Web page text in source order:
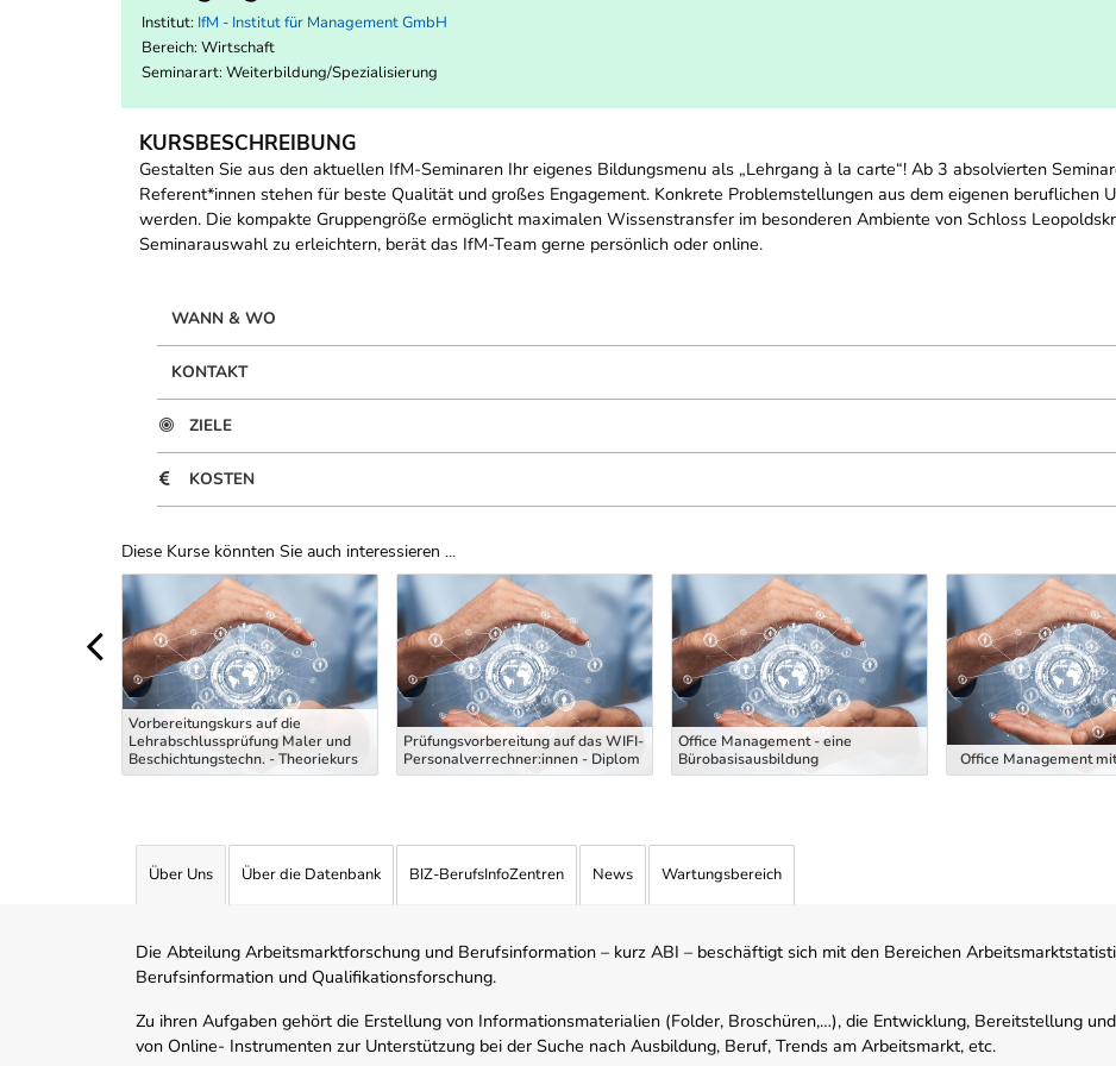
Institut: IfM - Institut für Management GmbH
Bereich: Wirtschaft
Seminarart: Weiterbildung/Spezialisierung
KURSBESCHREIBUNG
Gestalten Sie aus den aktuellen IfM-Seminaren Ihr eigenes Bildungsmenu als „Lehrgang à la carte“! Ab 3 absolvierten
Referent*innen stehen für beste Qualität und großes Engagement. Konkrete Problemstellungen aus dem eigenen beruflichen
werden. Die kompakte Gruppengröße ermöglicht maximalen Wissenstransfer im besonderen Ambiente von Schloss
Seminarauswahl zu erleichtern, berät das IfM-Team gerne persönlich oder online.
WANN & WO
KONTAKT
ZIELE
KOSTEN
Diese Kurse könnten Sie auch interessieren ...
Uber Weiterbildungsvorschläge
Vorbereitungskurs auf die
Lehrabschlussprüfung Maler und
Beschichtungstechn. - Theoriekurs
Prüfungsvorbereitung auf das WIFI-
Personalverrechner:innen - Diplom
Office Management - eine
Bürobasisausbildung
Office Management
Über Uns Über die Datenbank BIZ-BerufsInfoZentren News Wartungsbereich
Die Abteilung Arbeitsmarktforschung und Berufsinformation – kurz ABI – beschäftigt sich mit den Bereichen
Berufsinformation und Qualifikationsforschung.
Zu ihren Aufgaben gehört die Erstellung von Informationsmaterialien (Folder, Broschüren,…), die Entwicklung, Bereitstellung
von Online- Instrumenten zur Unterstützung bei der Suche nach Ausbildung, Beruf, Trends am Arbeitsmarkt, etc.